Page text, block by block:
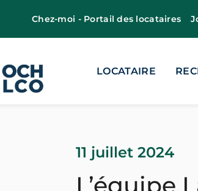
Chez-moi - Portail des locataires
LOCATAIRE
11 juillet 2024
L’équipe